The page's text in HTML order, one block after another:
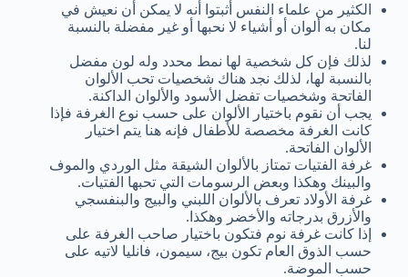
الكثير من علماء النفس أثبتوا أنه لا يمكن أن نعيش في
مكان به ألوان أو أشياء لا نحبها أو غير مفضلة بالنسبة
لنا.
لذلك فإن كل شخصية لها نمط محدد وله لون مفضل
بالنسبة لها، لذلك نجد هناك شخصيات تحب الألوان
الفاتحة وشخصيات تفضل الأسود والألوان الداكنة.
يجب أن نقوم باختيار الألوان على حسب نوع الغرفة فإذا
كانت الغرفة مخصصة للأطفال فإنه هنا يتم اختيار
الألوان الفاتحة.
غرفة الفتيات تمتاز بالألوان الشيقة مثل الوردي والموف
والبينك وهكذا وبعض الرسومات التي تحبها الفتيات.
غرفة الأولاد تعرف بالألوان اللبني والبيج والبنفسجي
والأزرق بدرجاته والأخضر وهكذا.
إذا كانت غرفة نوم فتكون باختيار صاحب الغرفة على
حسب الذوق العام تكون بيج، سيمون، فانليا لاتيه على
حسب الموضة.